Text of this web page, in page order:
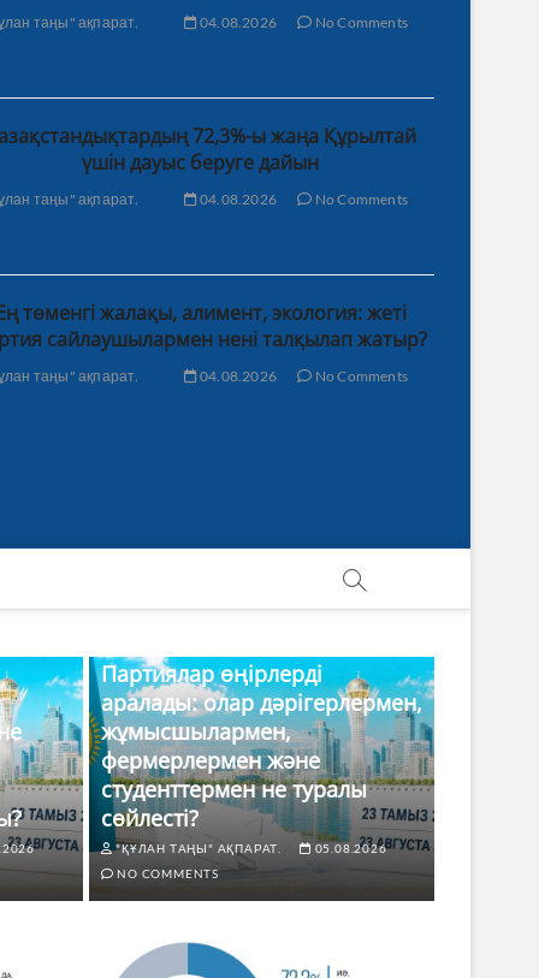
таңы" ақпарат. 04.08.2026 No Comments
72,3%-ы жаңа Құрылтай
үшін дауыс беруге дайын
таңы" ақпарат. 04.08.2026 No Comments
төменгі жалақы, алимент, экология: жеті
сайлаушылармен нені талқылап жатыр?
таңы" ақпарат. 04.08.2026 No Comments
Партиялар өңірлерді
аралады: олар дәрігерлермен,
жұмысшылармен,
фермерлермен және
студенттермен не туралы
сөйлесті?
"ҚҰЛАН ТАҢЫ" АҚПАРАТ.
05.08.2026
NO COMMENTS